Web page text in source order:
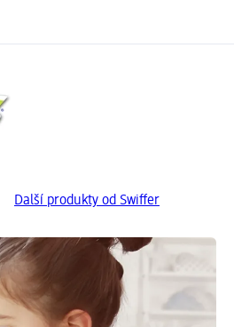
Další produkty od Swiffer